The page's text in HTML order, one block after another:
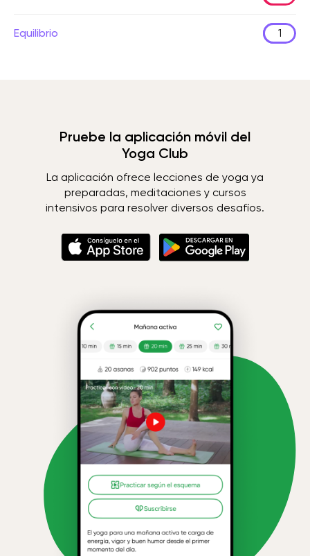
Equilibrio 1
Pruebe la aplicación móvil del
Yoga Club
La aplicación ofrece lecciones de yoga ya
preparadas, meditaciones y cursos
intensivos para resolver diversos desafíos.